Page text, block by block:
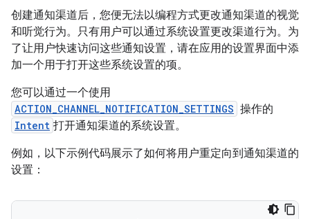
创建通知渠道后，您便无法以编程方式更改通知渠道的视觉
和听觉行为。只有用户可以通过系统设置更改渠道行为。为
了让用户快速访问这些通知设置，请在应用的设置界面中添
加一个用于打开这些系统设置的项。
您可以通过一个使用
ACTION_CHANNEL_NOTIFICATION_SETTINGS 操作的
Intent 打开通知渠道的系统设置。
例如，以下示例代码展示了如何将用户重定向到通知渠道的
设置：